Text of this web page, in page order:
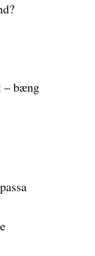
– bæng